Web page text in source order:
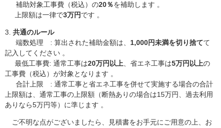
補助対象工事費（税込）の20％を補助します 。
​ 上限額は一律で3万円です 。
​3. 共通のルール
端数処理
: 算出された補助金額は、 1,000円未満を切り捨てて
記入してください 。
最低工事費: 通常工事は20万円以上、省エネ工事は5万円以上の
工事費（税込）が対象となります 。
合計上限
: 通常工事と省エネ工事を併せて実施する場合の合計
上限額は、通常工事の上限額（断熱ありの場合は15万円、過去利用
ありなら5万円等）に準じます 。
ご不明な点がございましたら、見積書をお手元にご用意の上、お